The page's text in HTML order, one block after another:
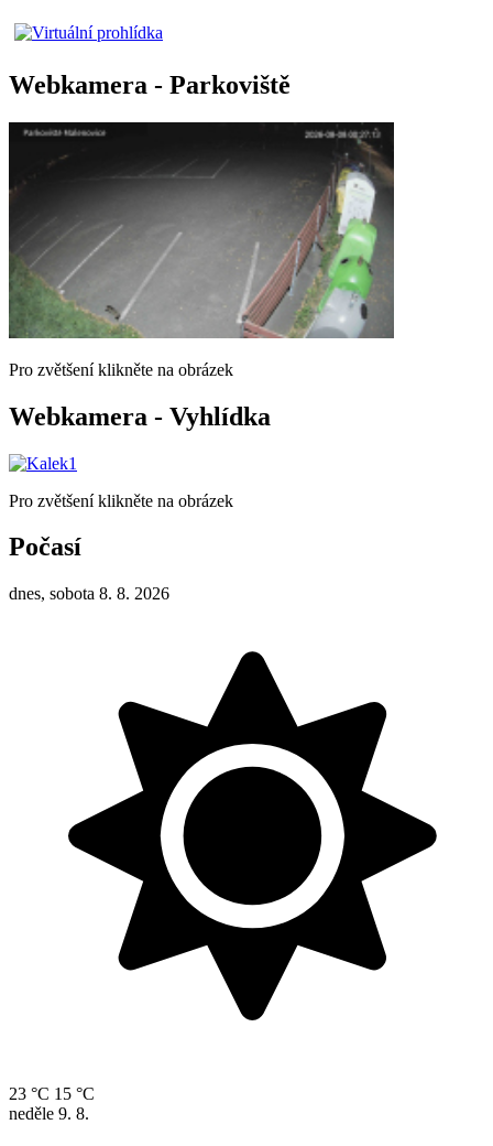
Webkamera - Parkoviště
Pro zvětšení klikněte na obrázek
Webkamera - Vyhlídka
Pro zvětšení klikněte na obrázek
Počasí
dnes, sobota 8. 8. 2026
23 °C 15 °C
neděle 9. 8.